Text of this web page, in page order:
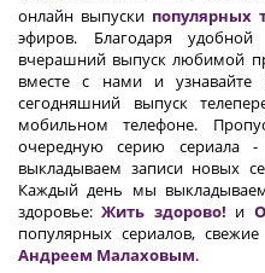
онлайн выпуски популярных
эфиров. Благодаря
вчерашний выпуск любимой
вместе с нами и
сегодняшний выпуск
мобильном телефоне.
очередную серию
выкладываем записи новых
Каждый день мы
здоровье:Жить здорово! и
популярных сериалов,
Андреем Малаховым.